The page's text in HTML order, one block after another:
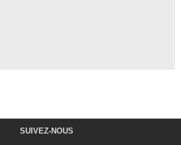
SUIVEZ-NOUS